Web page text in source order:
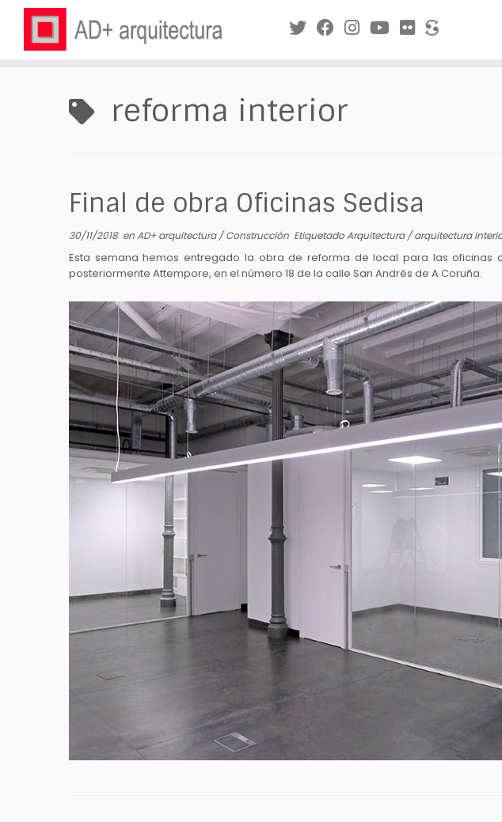
reforma interior
Final de obra Oficinas Sedisa
30/11/2018enAD+ arquitectura/Construcción EtiquetadoArquitectura/arquitectura
Esta semana hemos entregado la obra de reforma de local para las
posteriormente Attempore, en el número 18 de la calle San Andrés de A Coruña.